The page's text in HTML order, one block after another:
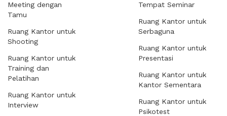
Meeting dengan
Tamu
Ruang Kantor untuk
Shooting
Ruang Kantor untuk
Training dan
Pelatihan
Ruang Kantor untuk
Interview
Tempat Seminar
Ruang Kantor untuk
Serbaguna
Ruang Kantor untuk
Presentasi
Ruang Kantor untuk
Kantor Sementara
Ruang Kantor untuk
Psikotest